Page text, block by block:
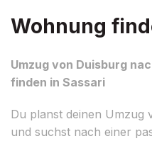
Wohnung
Umzug von Duisburg
finden in Sassari
Du planst deinen Umzug
und suchst nach einer